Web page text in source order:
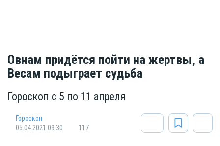
Овнам придётся пойти на жертвы, а
Весам подыграет судьба
Гороскоп с 5 по 11 апреля
Гороскоп
05.04.2021 09:30
117